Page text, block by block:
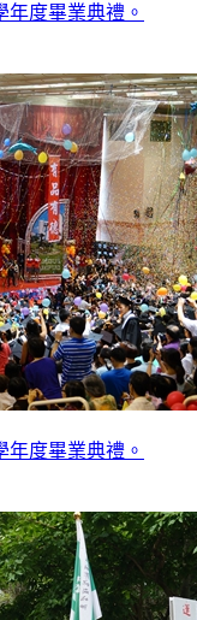
年度畢業典禮。
年度畢業典禮。